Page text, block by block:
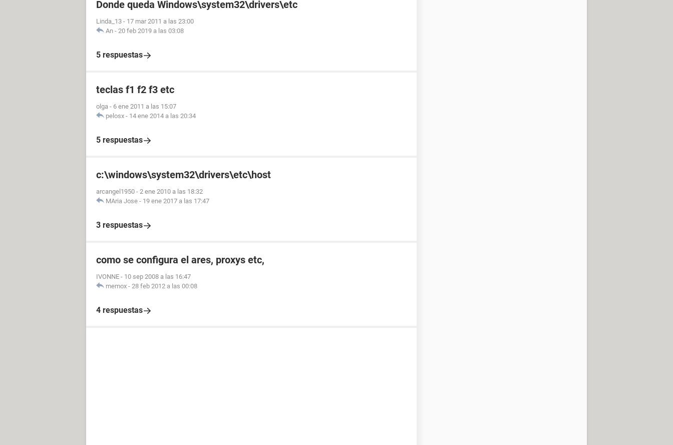
Donde queda Windows\system32\drivers\etc
Linda_13 - 17 mar 2011 a las 23:00
An - 20 feb 2019 a las 03:08
5 respuestas
teclas f1 f2 f3 etc
olga - 6 ene 2011 a las 15:07
pelosx - 14 ene 2014 a las 20:34
5 respuestas
c:\windows\system32\drivers\etc\host
arcangel1950 - 2 ene 2010 a las 18:32
MAria Jose - 19 ene 2017 a las 17:47
3 respuestas
como se configura el ares, proxys etc,
IVONNE - 10 sep 2008 a las 16:47
memox - 28 feb 2012 a las 00:08
4 respuestas